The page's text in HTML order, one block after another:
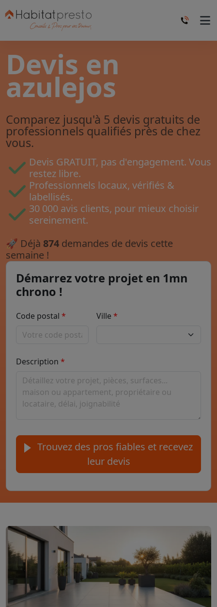
Devis en
azulejos
Comparez jusqu'à 5 devis gratuits de
professionnels qualifiés près de chez
vous.
Devis GRATUIT, pas d'engagement. Vous
restez libre.
Professionnels locaux, vérifiés &
labellisés.
30 000 avis clients, pour mieux choisir
sereinement.
🚀 Déjà 874 demandes de devis cette
semaine !
Démarrez votre projet en 1mn
chrono !
Code postal Ville
Description
Trouvez des pros fiables et recevez
leur devis